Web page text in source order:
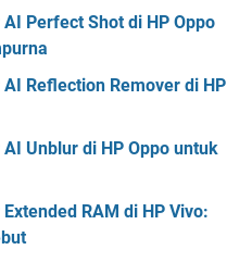
Perfect Shot di HP Oppo
Reflection Remover di HP
Unblur di HP Oppo untuk
RAM di HP Vivo: